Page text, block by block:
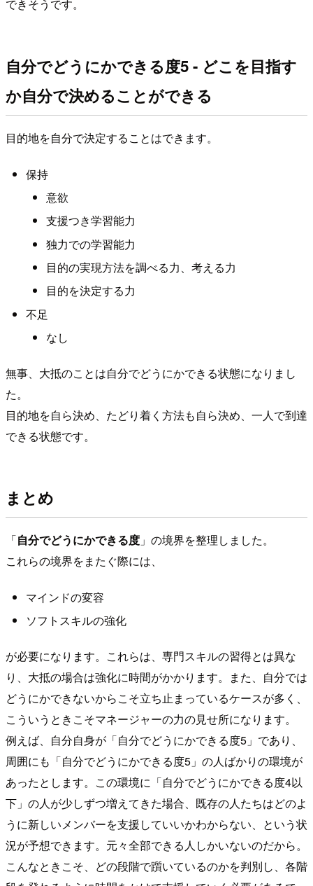
できそうです。
自分でどうにかできる度5 - どこを目指す
か自分で決めることができる
目的地を自分で決定することはできます。
保持
意欲
支援つき学習能力
独力での学習能力
目的の実現方法を調べる力、考える力
目的を決定する力
不足
なし
無事、大抵のことは自分でどうにかできる状態になりまし
た。
目的地を自ら決め、たどり着く方法も自ら決め、一人で到達
できる状態です。
まとめ
「自分でどうにかできる度 」の境界を整理しました。
これらの境界をまたぐ際には、
マインドの変容
ソフトスキルの強化
が必要になります。これらは、専門スキルの習得とは異な
り、大抵の場合は強化に時間がかかります。また、自分では
どうにかできないからこそ立ち止まっているケースが多く、
こういうときこそマネージャーの力の見せ所になります。
例えば、自分自身が「自分でどうにかできる度5」であり、
周囲にも「自分でどうにかできる度5」の人ばかりの環境が
あったとします。この環境に「自分でどうにかできる度4以
下」の人が少しずつ増えてきた場合、既存の人たちはどのよ
うに新しいメンバーを支援していいかわからない、という状
況が予想できます。元々全部できる人しかいないのだから。
こんなときこそ、どの段階で躓いているのかを判別し、各階